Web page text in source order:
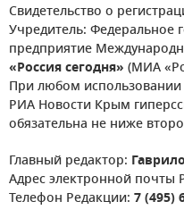
Свидетельство о
Учредитель: Федеральное
предприятие
«Россия сегодня» (МИА
При любом использовании
РИА Новости Крым
обязательна не ниже
Главный редактор:
Адрес электронной почты
Телефон Редакции: 7 (495)